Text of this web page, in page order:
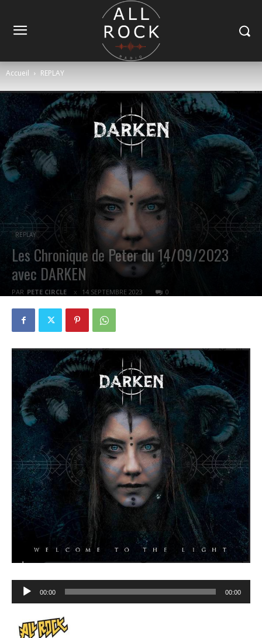
Accueil REPLAY
REPLAY
Les Chronique de Peter du 14/09/2023
avec DARKEN
PAR PETE CIRCLE 14 SEPTEMBRE 2023 0
Lecteur
audio
00:00 00:00